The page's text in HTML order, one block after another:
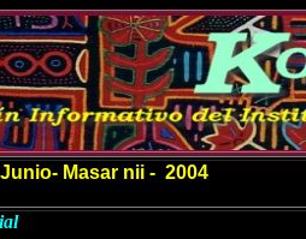
Masar nii - 2004